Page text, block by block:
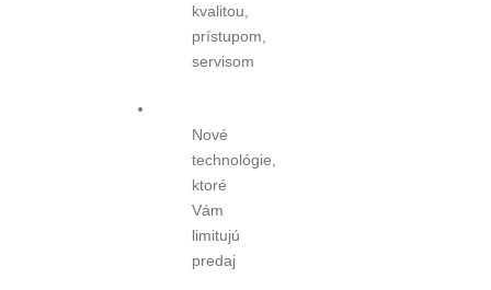
kvalitou,
prístupom,
servisom
Nové
technológie,
ktoré
Vám
limitujú
predaj